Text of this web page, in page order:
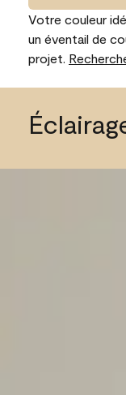
Votre couleur
un éventail de
projet.